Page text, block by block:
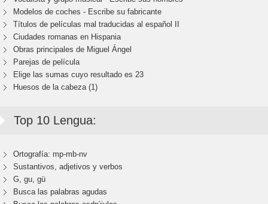
Modelos de coches - Escribe su fabricante
Títulos de películas mal traducidas al español II
Ciudades romanas en Hispania
Obras principales de Miguel Ángel
Parejas de película
Elige las sumas cuyo resultado es 23
Huesos de la cabeza (1)
Top 10 Lengua:
Ortografía: mp-mb-nv
Sustantivos, adjetivos y verbos
G, gu, gü
Busca las palabras agudas